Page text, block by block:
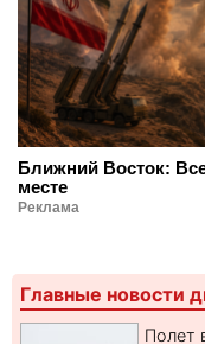
Ближний Восток:
месте
Реклама
Главные новости
Полет